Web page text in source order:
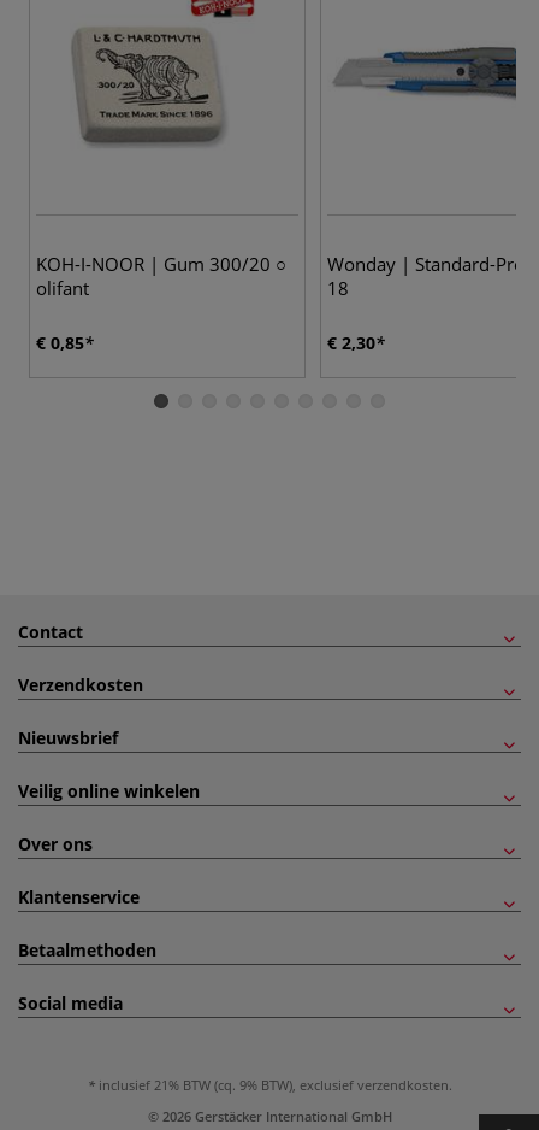
KOH-I-NOOR | Gum 300/20 ○
olifant
€ 0,85
Wonday | Standard-Pro
18
€ 2,30
Contact
Verzendkosten
Nieuwsbrief
Veilig online winkelen
Over ons
Klantenservice
Betaalmethoden
Social media
inclusief 21% BTW (cq. 9% BTW), exclusief verzendkosten.
© 2026 Gerstäcker International GmbH